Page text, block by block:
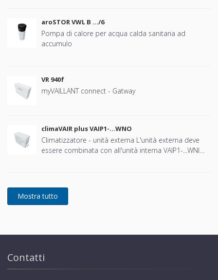
aroSTOR VWL B …/6
Pompa di calore per acqua calda sanitaria ad
accumulo
VR 940f
myVAILLANT connect - Gatway
climaVAIR plus VAIP1-...WNO
Climatizzatore - unità externa L'unità externa deve
essere combinata con all'unità interna VAIP1-...WNI
Contatti